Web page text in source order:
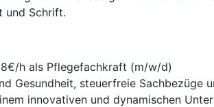
und Schrift.
h als Pflegefachkraft (m/w/d)
Gesundheit, steuerfreie Sachbezüge
innovativen und dynamischen